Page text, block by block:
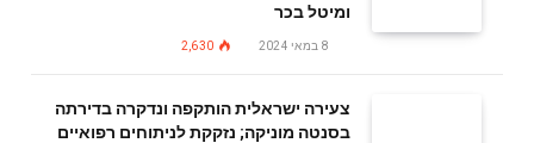
ומיטל בכר
8 במאי 2024 2,630
צעירה ישראלית הותקפה ונדקרה בדירתה
בסנטה מוניקה; נזקקת לניתוחים רפואיים